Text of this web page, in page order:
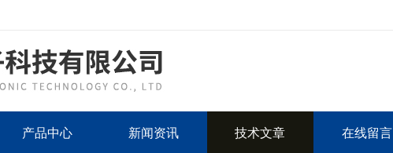
产品中心 新闻资讯 技术文章 在线留言